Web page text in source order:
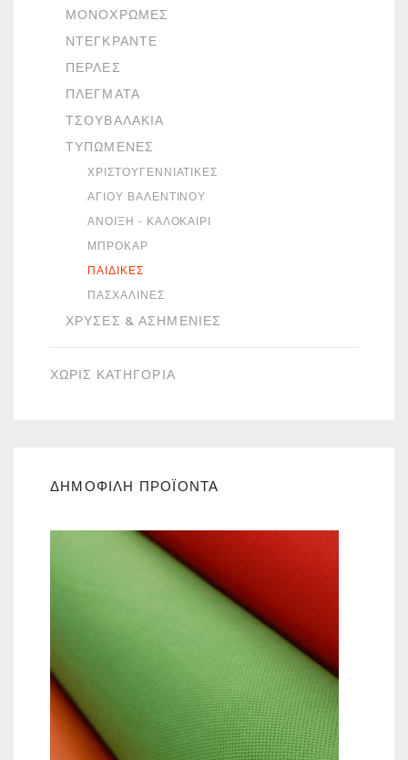
ΜΟΝΌΧΡΩΜΕΣ
ΝΤΕΓΚΡΑΝΤΈ
ΠΈΡΛΕΣ
ΠΛΈΓΜΑΤΑ
ΤΣΟΥΒΑΛΆΚΙΑ
ΤΥΠΩΜΈΝΕΣ
ΧΡΙΣΤΟΥΓΕΝΝΙΆΤΙΚΕΣ
ΑΓΊΟΥ ΒΑΛΕΝΤΊΝΟΥ
ΆΝΟΙΞΗ - ΚΑΛΟΚΑΊΡΙ
ΜΠΡΟΚΆΡ
ΠΑΙΔΙΚΈΣ
ΠΑΣΧΑΛΙΝΈΣ
ΧΡΥΣΈΣ & ΑΣΗΜΈΝΙΕΣ
ΧΩΡΙΣ ΚΑΤΗΓΟΡΙΑ
ΔΗΜΟΦΙΛΗ ΠΡΟΪΟΝΤΑ